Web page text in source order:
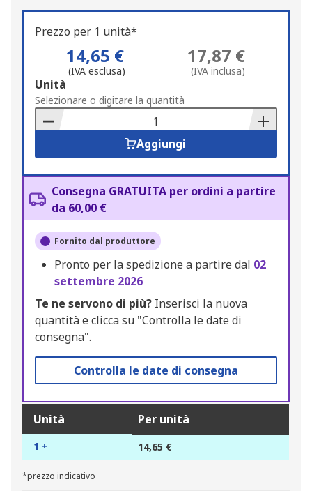
Prezzo per 1 unità*
14,65 €
(IVA esclusa)
17,87 €
(IVA inclusa)
Add
to
Basket
Unità
Selezionare o digitare la quantità
Aggiungi
Consegna GRATUITA per ordini a partire
da 60,00 €
Fornito dal produttore
Pronto per la spedizione a partire dal 02
settembre 2026
Te ne servono di più? Inserisci la nuova
quantità e clicca su "Controlla le date di
consegna".
Controlla le date di consegna
Unità Per unità
1 + 14,65 €
*prezzo indicativo